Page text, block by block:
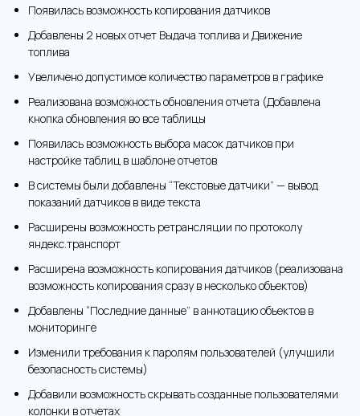
Появилась возможность копирования датчиков
Добавлены 2 новых отчет Выдача топлива и Движение
топлива
Увеличено допустимое количество параметров в графике
Реализована возможность обновления отчета (Добавлена
кнопка обновления во все таблицы
Появилась возможность выбора масок датчиков при
настройке таблиц в шаблоне отчетов
В системы были добавлены “Текстовые датчики” — вывод
показаний датчиков в виде текста
Расширены возможность ретрансляции по протоколу
яндекс.транспорт
Расширена возможность копирования датчиков (реализована
возможность копирования сразу в несколько объектов)
Добавлены “Последние данные” в аннотацию объектов в
мониторинге
Изменили требования к паролям пользователей (улучшили
безопасность системы)
Добавили возможность скрывать созданные пользователями
колонки в отчетах